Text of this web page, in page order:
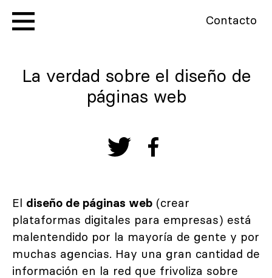
Contacto
La verdad sobre el diseño de
páginas web
El diseño de páginas web (crear
plataformas digitales para empresas) está
malentendido por la mayoría de gente y por
muchas agencias. Hay una gran cantidad de
información en la red que frivoliza sobre